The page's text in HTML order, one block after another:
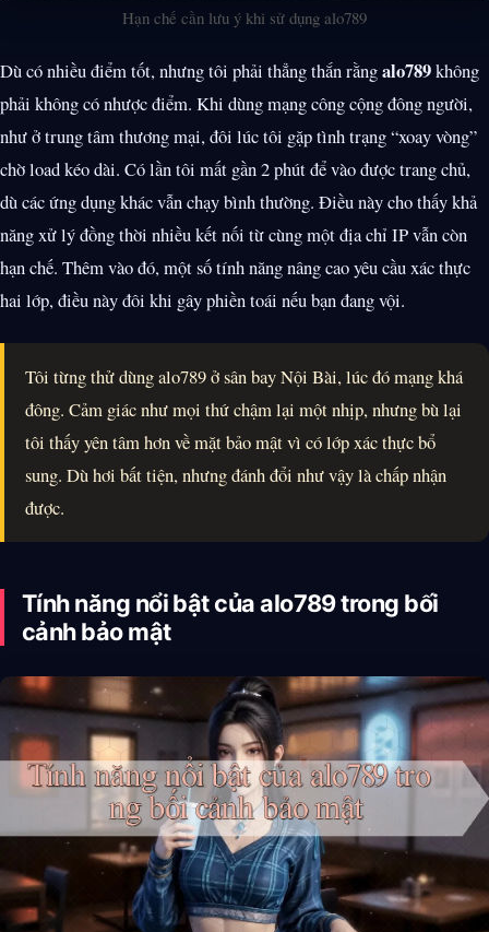
Hạn chế cần lưu ý khi sử dụng alo789
Dù có nhiều điểm tốt, nhưng tôi phải thẳng thắn rằngalo789không
phải không có nhược điểm. Khi dùng mạng công cộng đông người,
như ở trung tâm thương mại, đôi lúc tôi gặp tình trạng “xoay vòng”
chờ load kéo dài. Có lần tôi mất gần 2 phút để vào được trang chủ,
dù các ứng dụng khác vẫn chạy bình thường. Điều này cho thấy khả
năng xử lý đồng thời nhiều kết nối từ cùng một địa chỉ IP vẫn còn
hạn chế. Thêm vào đó, một số tính năng nâng cao yêu cầu xác thực
hai lớp, điều này đôi khi gây phiền toái nếu bạn đang vội.
Tôi từng thử dùng alo789 ở sân bay Nội Bài, lúc đó mạng khá
đông. Cảm giác như mọi thứ chậm lại một nhịp, nhưng bù lại
tôi thấy yên tâm hơn về mặt bảo mật vì có lớp xác thực bổ
sung. Dù hơi bất tiện, nhưng đánh đổi như vậy là chấp nhận
được.
Tính năng nổi bật của alo789 trong bối
cảnh bảo mật